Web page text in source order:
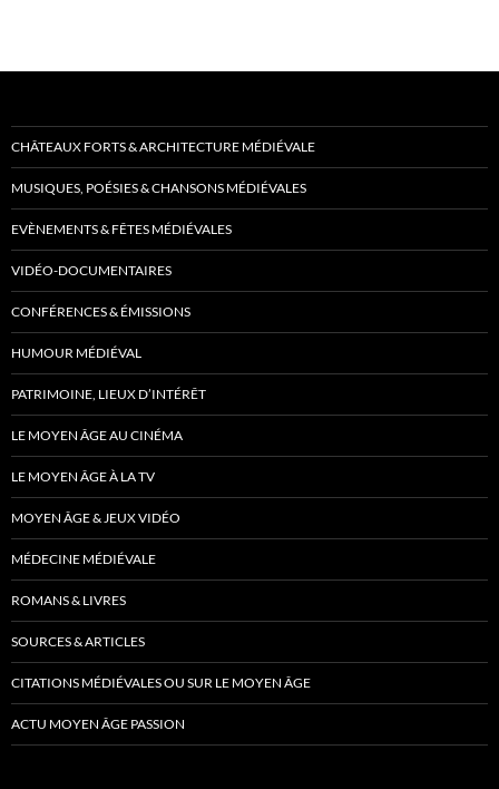
CHÂTEAUX FORTS & ARCHITECTURE MÉDIÉVALE
MUSIQUES, POÉSIES & CHANSONS MÉDIÉVALES
EVÈNEMENTS & FÊTES MÉDIÉVALES
VIDÉO-DOCUMENTAIRES
CONFÉRENCES & ÉMISSIONS
HUMOUR MÉDIÉVAL
PATRIMOINE, LIEUX D’INTÉRÊT
LE MOYEN ÂGE AU CINÉMA
LE MOYEN ÂGE À LA TV
MOYEN ÂGE & JEUX VIDÉO
MÉDECINE MÉDIÉVALE
ROMANS & LIVRES
SOURCES & ARTICLES
CITATIONS MÉDIÉVALES OU SUR LE MOYEN ÂGE
ACTU MOYEN ÂGE PASSION